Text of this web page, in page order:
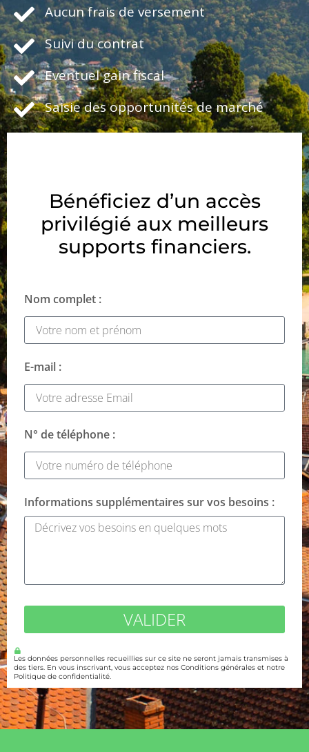
Aucun frais de versement
Suivi du contrat
Eventuel gain fiscal
Saisie des opportunités de marché
Bénéficiez d’un accès
privilégié aux meilleurs
supports financiers.
Nom complet :
E-mail :
N° de téléphone :
Informations supplémentaires sur vos besoins :
VALIDER
Les données personnelles recueillies sur ce site ne seront jamais transmises à
des tiers. En vous inscrivant, vous acceptez nos Conditions générales et notre
Politique de confidentialité.